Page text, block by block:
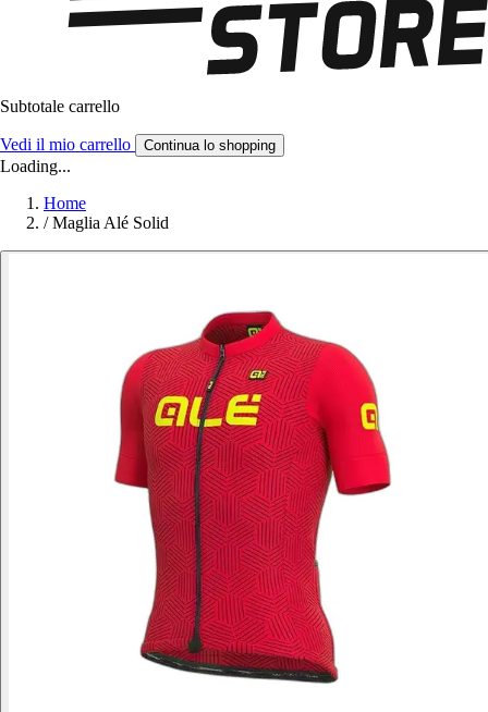
Subtotale carrello
Vedi il mio carrello Continua lo shopping
Loading...
Home
/ Maglia Alé Solid